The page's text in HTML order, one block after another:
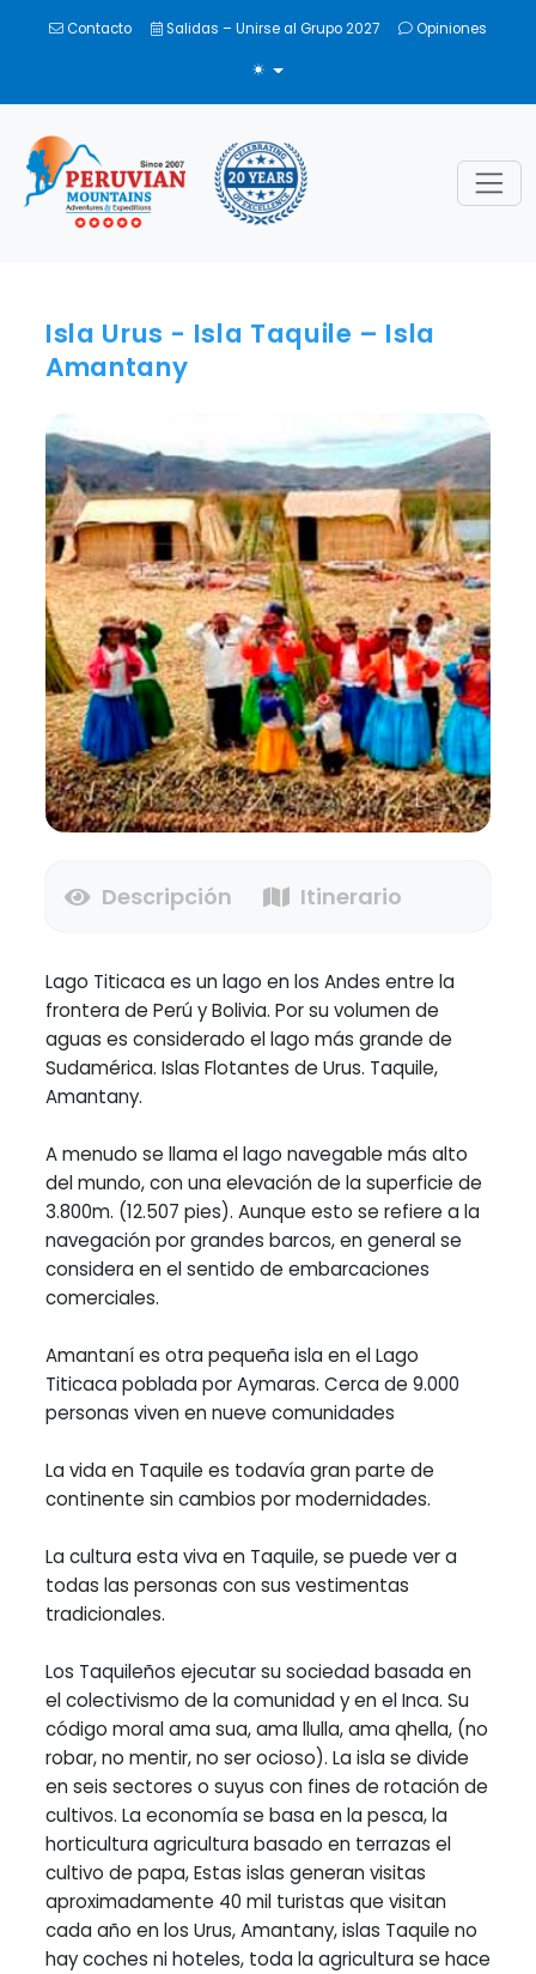
Contacto Salidas – Unirse al Grupo 2027 Opiniones
ALTERNAR TEMA
Isla Urus - Isla Taquile – Isla
Amantany
Descripción Itinerario
Lago Titicaca es un lago en los Andes entre la
frontera de Perú y Bolivia. Por su volumen de
aguas es considerado el lago más grande de
Sudamérica. Islas Flotantes de Urus. Taquile,
Amantany.
A menudo se llama el lago navegable más alto
del mundo, con una elevación de la superficie de
3.800m. (12.507 pies). Aunque esto se refiere a la
navegación por grandes barcos, en general se
considera en el sentido de embarcaciones
comerciales.
Amantaní es otra pequeña isla en el Lago
Titicaca poblada por Aymaras. Cerca de 9.000
personas viven en nueve comunidades
La vida en Taquile es todavía gran parte de
continente sin cambios por modernidades.
La cultura esta viva en Taquile, se puede ver a
todas las personas con sus vestimentas
tradicionales.
Los Taquileños ejecutar su sociedad basada en
el colectivismo de la comunidad y en el Inca. Su
código moral ama sua, ama llulla, ama qhella, (no
robar, no mentir, no ser ocioso). La isla se divide
en seis sectores o suyus con fines de rotación de
cultivos. La economía se basa en la pesca, la
horticultura agricultura basado en terrazas el
cultivo de papa, Estas islas generan visitas
aproximadamente 40 mil turistas que visitan
cada año en los Urus, Amantany, islas Taquile no
hay coches ni hoteles, toda la agricultura se hace